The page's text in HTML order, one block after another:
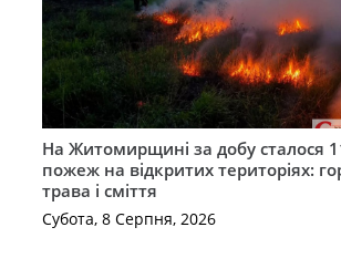
На Житомирщині за добу сталося
пожеж на відкритих територіях:
трава і сміття
Субота, 8 Серпня, 2026